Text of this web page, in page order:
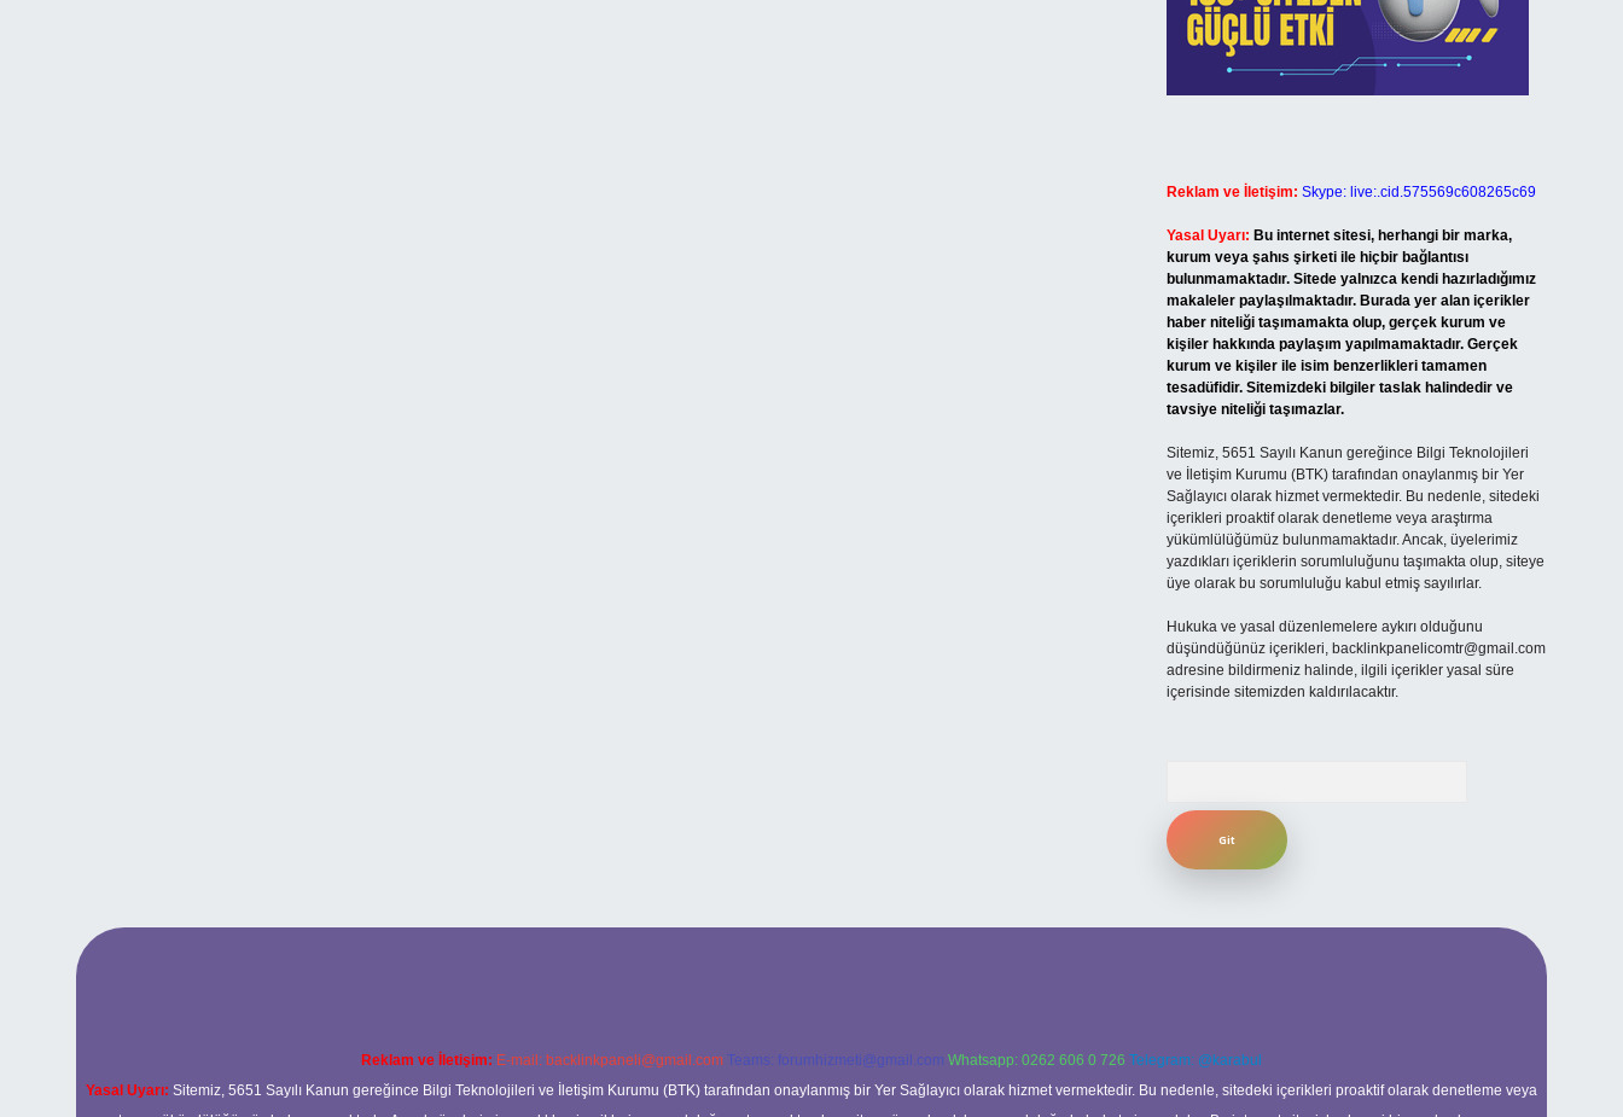
Reklam ve İletişim: Skype: live:.cid.575569c608265c69
Yasal Uyarı: Bu internet sitesi, herhangi bir marka,
kurum veya şahıs şirketi ile hiçbir bağlantısı
bulunmamaktadır. Sitede yalnızca kendi hazırladığımız
makaleler paylaşılmaktadır. Burada yer alan içerikler
haber niteliği taşımamakta olup, gerçek kurum ve
kişiler hakkında paylaşım yapılmamaktadır. Gerçek
kurum ve kişiler ile isim benzerlikleri tamamen
tesadüfidir. Sitemizdeki bilgiler taslak halindedir ve
tavsiye niteliği taşımazlar.
Sitemiz, 5651 Sayılı Kanun gereğince Bilgi Teknolojileri
ve İletişim Kurumu (BTK) tarafından onaylanmış bir Yer
Sağlayıcı olarak hizmet vermektedir. Bu nedenle, sitedeki
içerikleri proaktif olarak denetleme veya araştırma
yükümlülüğümüz bulunmamaktadır. Ancak, üyelerimiz
yazdıkları içeriklerin sorumluluğunu taşımakta olup, siteye
üye olarak bu sorumluluğu kabul etmiş sayılırlar.
Hukuka ve yasal düzenlemelere aykırı olduğunu
düşündüğünüz içerikleri, backlinkpanelicomtr@gmail.com
adresine bildirmeniz halinde, ilgili içerikler yasal süre
içerisinde sitemizden kaldırılacaktır.
Reklam ve İletişim: E-mail: backlinkpaneli@gmail.com Teams: forumhizmeti@gmail.com Whatsapp: 0262 606 0 726 Telegram: @karabul
Yasal Uyarı: Sitemiz, 5651 Sayılı Kanun gereğince Bilgi Teknolojileri ve İletişim Kurumu (BTK) tarafından onaylanmış bir Yer Sağlayıcı olarak hizmet vermektedir. Bu nedenle, sitedeki içerikleri proaktif olarak denetleme veya